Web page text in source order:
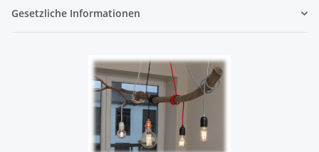
Gesetzliche Informationen